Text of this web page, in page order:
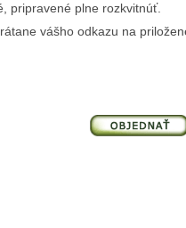
pripravené plne rozkvitnúť.
vášho odkazu na